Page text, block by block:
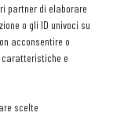
partner di elaborare
o gli ID univoci su
acconsentire o
caratteristiche e
scelte